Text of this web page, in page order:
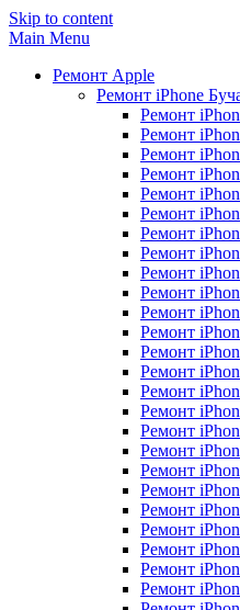
Skip to content
Main Menu
Ремонт Apple
Ремонт iPhone
Ремонт
Ремонт
Ремонт
Ремонт
Ремонт
Ремонт
Ремонт
Ремонт
Ремонт
Ремонт
Ремонт
Ремонт
Ремонт
Ремонт
Ремонт
Ремонт
Ремонт
Ремонт
Ремонт
Ремонт
Ремонт
Ремонт
Ремонт
Ремонт
Ремонт